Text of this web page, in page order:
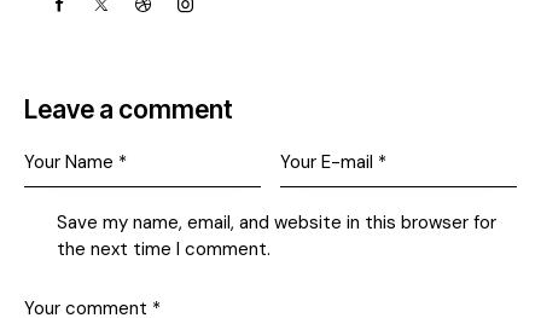
Leave a comment
Save my name, email, and website in this browser for
the next time I comment.